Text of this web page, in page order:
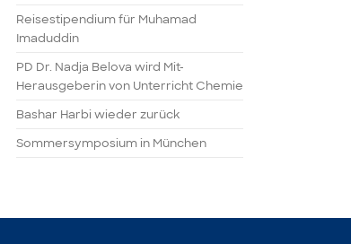
Reisestipendium für Muhamad
Imaduddin
PD Dr. Nadja Belova wird Mit-
Herausgeberin von Unterricht Chemie
Bashar Harbi wieder zurück
Sommersymposium in München